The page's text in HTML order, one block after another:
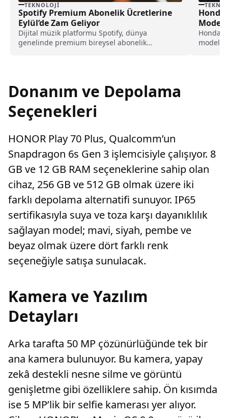
TEKNOLOJI
Spotify Premium Abonelik Ücretlerine
Eylül’de Zam Geliyor
Dijital müzik platformu Spotify, dünya
genelinde premium bireysel abonelik
Honda,
Donanım ve Depolama
Seçenekleri
HONOR Play 70 Plus, Qualcomm’un
Snapdragon 6s Gen 3 işlemcisiyle çalışıyor. 8
GB ve 12 GB RAM seçeneklerine sahip olan
cihaz, 256 GB ve 512 GB olmak üzere iki
farklı depolama alternatifi sunuyor. IP65
sertifikasıyla suya ve toza karşı dayanıklılık
sağlayan model; mavi, siyah, pembe ve
beyaz olmak üzere dört farklı renk
seçeneğiyle satışa sunulacak.
Kamera ve Yazılım
Detayları
Arka tarafta 50 MP çözünürlüğünde tek bir
ana kamera bulunuyor. Bu kamera, yapay
zekâ destekli nesne silme ve görüntü
genişletme gibi özelliklere sahip. Ön kısımda
ise 5 MP’lik bir selfie kamerası yer alıyor.